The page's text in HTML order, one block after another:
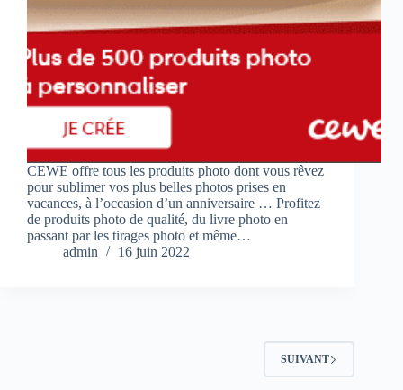
CEWE offre tous les produits photo dont vous rêvez
pour sublimer vos plus belles photos prises en
vacances, à l’occasion d’un anniversaire … Profitez
de produits photo de qualité, du livre photo en
passant par les tirages photo et même…
admin
16 juin 2022
SUIVANT